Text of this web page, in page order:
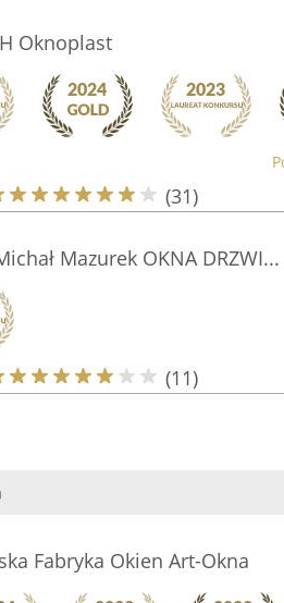
Oknoplast
(31)
Mazurek OKNA DRZWI...
(11)
Fabryka Okien Art-Okna